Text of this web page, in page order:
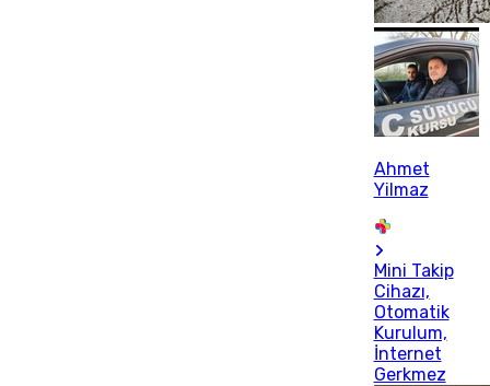
Ahmet
Yilmaz
Mini Takip
Cihazı,
Otomatik
Kurulum,
İnternet
Gerkmez